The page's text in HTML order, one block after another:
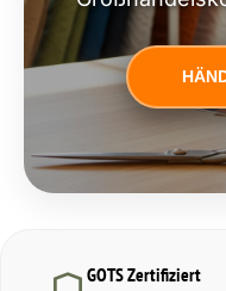
GOTS Zertifiziert